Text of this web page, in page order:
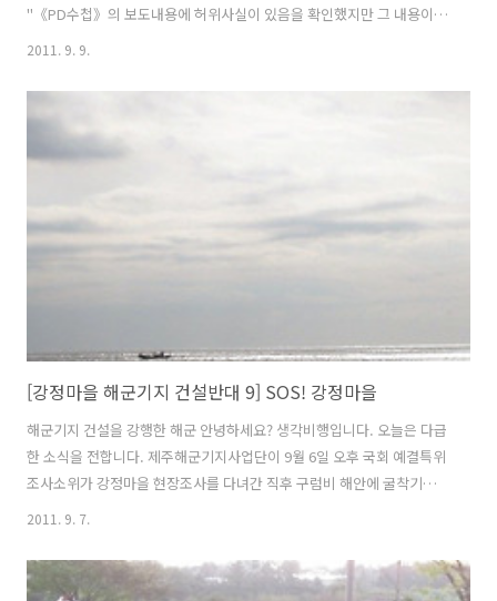
"《PD수첩》의 보도내용에 허위사실이 있음을 확인했지만 그 내용이
공공성을 근거로 한 보도이기 때문에 명예훼손의 책임을 물을 수 없
된 순간이었습니다. 《PD수첩》에 대한 대법원 판결은 큰 의미가 있습
니다. 대법원은 “정부 또는 국가기관의 정책 결정이나 업무 수행과 관련
된 사항은 항상 국민의 감시와 비판의 대상이 되어야 한다”며 “이러한 감
정상적으로 수행될 수 있다”고 밝혔습니다. 이는 감시와 비판에 관한 한
성역이 없으며 ..
2011. 9. 9.
[강정마을 해군기지 건설반대 9] SOS! 강정마을
해군기지 건설을 강행한 해군 안녕하세요? 생각비행입니다. 오늘은 다급
한 소식을 전합니다. 제주해군기지사업단이 9월 6일 오후 국회 예결특위
조사소위가 강정마을 현장조사를 다녀간 직후 구럼비 해안에 굴착기를
투입해 본격적인 공사를 시작했다고 《제주의소리》가 밝혔습니다. () 9
한 해군이 기어이 9월 5일 공사를 재개했습니다. 공사는 지금도 계속되
고 있는 상황입니다. 어제 《제주의소리》에 실린 보도사진(위)은 아주
2011. 9. 7.